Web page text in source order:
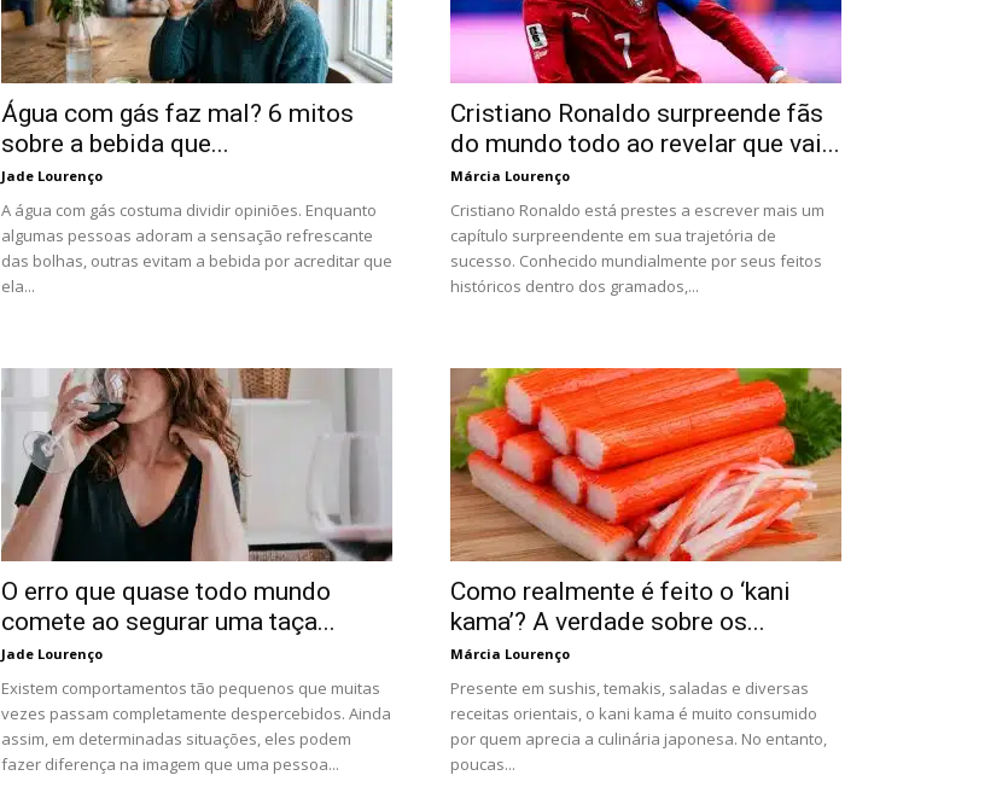
Água com gás faz mal? 6 mitos
sobre a bebida que...
Jade Lourenço
A água com gás costuma dividir opiniões. Enquanto
algumas pessoas adoram a sensação refrescante
das bolhas, outras evitam a bebida por acreditar que
ela...
Cristiano Ronaldo surpreende fãs
do mundo todo ao revelar que vai...
Márcia Lourenço
Cristiano Ronaldo está prestes a escrever mais um
capítulo surpreendente em sua trajetória de
sucesso. Conhecido mundialmente por seus feitos
históricos dentro dos gramados,...
O erro que quase todo mundo
comete ao segurar uma taça...
Jade Lourenço
Existem comportamentos tão pequenos que muitas
vezes passam completamente despercebidos. Ainda
assim, em determinadas situações, eles podem
fazer diferença na imagem que uma pessoa...
Como realmente é feito o ‘kani
kama’? A verdade sobre os...
Márcia Lourenço
Presente em sushis, temakis, saladas e diversas
receitas orientais, o kani kama é muito consumido
por quem aprecia a culinária japonesa. No entanto,
poucas...